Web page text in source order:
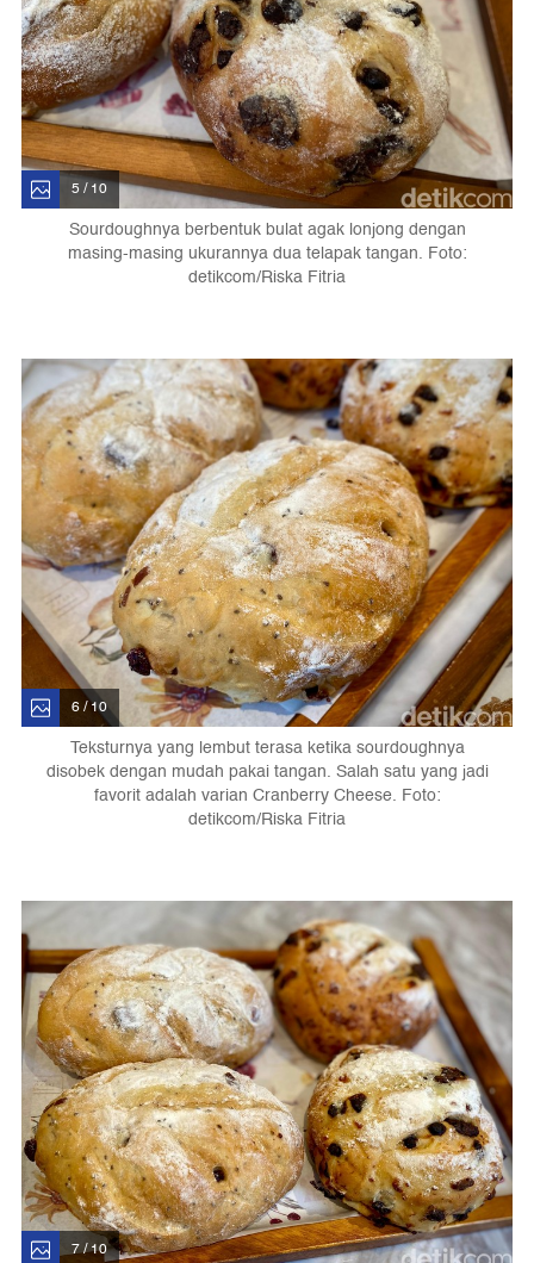
5 / 10
Sourdoughnya berbentuk bulat agak lonjong dengan
masing-masing ukurannya dua telapak tangan. Foto:
detikcom/Riska Fitria
6 / 10
Teksturnya yang lembut terasa ketika sourdoughnya
disobek dengan mudah pakai tangan. Salah satu yang jadi
favorit adalah varian Cranberry Cheese. Foto:
detikcom/Riska Fitria
7 / 10